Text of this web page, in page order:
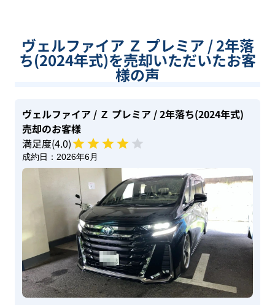
ヴェルファイア Ｚ プレミア / 2年落
ち(2024年式)を売却いただいたお客
様の声
ヴェルファイア / Ｚ プレミア / 2年落ち(2024年式)
売却のお客様
満足度(4.0)
成約日： 2026年6月